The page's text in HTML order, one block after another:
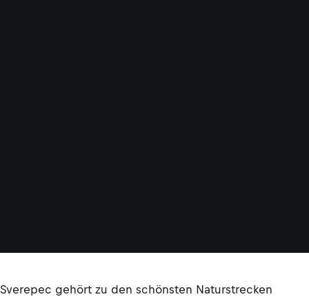
Sverepec gehört zu den schönsten Naturstrecken